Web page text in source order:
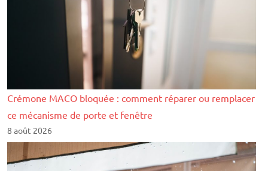
Crémone MACO bloquée : comment réparer ou remplacer
ce mécanisme de porte et fenêtre
8 août 2026